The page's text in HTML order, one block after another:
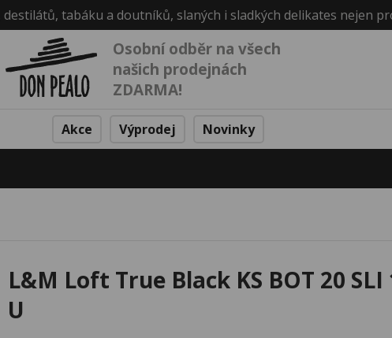
tabáku a doutníků, slaných i sladkých delikates nejen
Osobní odběr na všech
našich prodejnách
ZDARMA!
Akce Výprodej Novinky
L&M Loft True Black KS BOT 20 SLI
U